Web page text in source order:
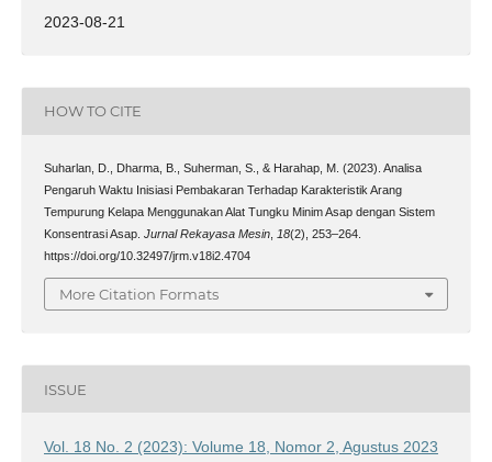
2023-08-21
HOW TO CITE
Suharlan, D., Dharma, B., Suherman, S., & Harahap, M. (2023). Analisa
Pengaruh Waktu Inisiasi Pembakaran Terhadap Karakteristik Arang
Tempurung Kelapa Menggunakan Alat Tungku Minim Asap dengan Sistem
Konsentrasi Asap. Jurnal Rekayasa Mesin, 18(2), 253–264.
https://doi.org/10.32497/jrm.v18i2.4704
More Citation Formats
ISSUE
Vol. 18 No. 2 (2023): Volume 18, Nomor 2, Agustus 2023